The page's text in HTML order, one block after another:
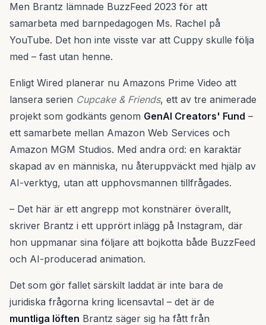
Men Brantz lämnade BuzzFeed 2023 för att
samarbeta med barnpedagogen Ms. Rachel på
YouTube. Det hon inte visste var att Cuppy skulle följa
med – fast utan henne.
Enligt Wired planerar nu Amazons Prime Video att
lansera serien Cupcake & Friends, ett av tre animerade
projekt som godkänts genom GenAI Creators' Fund –
ett samarbete mellan Amazon Web Services och
Amazon MGM Studios. Med andra ord: en karaktär
skapad av en människa, nu återuppväckt med hjälp av
AI-verktyg, utan att upphovsmannen tillfrågades.
– Det här är ett angrepp mot konstnärer överallt,
skriver Brantz i ett upprört inlägg på Instagram, där
hon uppmanar sina följare att bojkotta både BuzzFeed
och AI-producerad animation.
Det som gör fallet särskilt laddat är inte bara de
juridiska frågorna kring licensavtal – det är de
muntliga löften Brantz säger sig ha fått från